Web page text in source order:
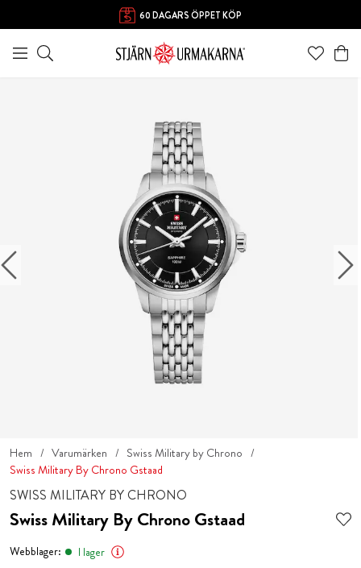
60 DAGARS ÖPPET KÖP
Hem Varumärken
Swiss Military by Chrono
Swiss Military By Chrono Gstaad
SWISS MILITARY BY CHRONO
Swiss Military By Chrono Gstaad
Webblager:
I lager